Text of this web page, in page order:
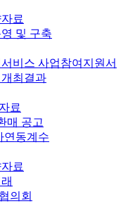
료
및 구축
비스 사업참여지원서
최결과
료
매 공고
연동계수
료
의회